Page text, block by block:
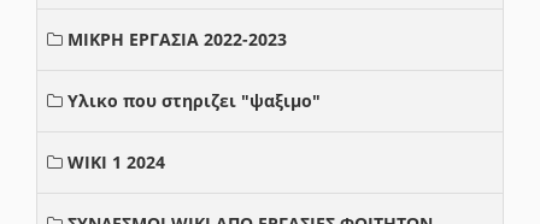
ΜΙΚΡΗ ΕΡΓΑΣΙΑ 2022-2023
Υλικο που στηριζει "ψαξιμο"
WIKI 1 2024